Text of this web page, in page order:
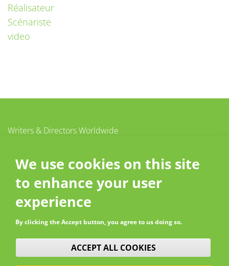
Réalisateur
Scénariste
video
Writers & Directors Worldwide
92200 Neuilly-sur-Seine
France
We use cookies on this site
to enhance your user
experience
By clicking the Accept button, you agree to us doing so.
ACCEPT ALL COOKIES
WITHDRAW CONSENT